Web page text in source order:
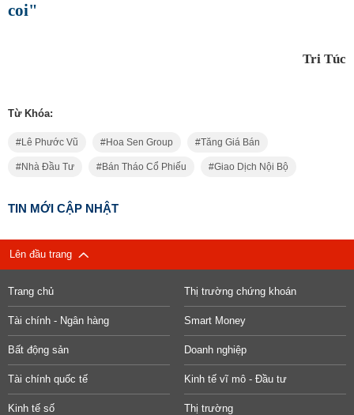
coi"
Tri Túc
Từ Khóa:
Lê Phước Vũ Hoa Sen Group Tăng Giá Bán
Nhà Đầu Tư Bán Tháo Cổ Phiếu Giao Dịch Nội Bộ
TIN MỚI CẬP NHẬT
Lên đầu trang
Trang chủ Thị trường chứng khoán
Tài chính - Ngân hàng Smart Money
Bất động sản Doanh nghiệp
Tài chính quốc tế Kinh tế vĩ mô - Đầu tư
Kinh tế số Thị trường